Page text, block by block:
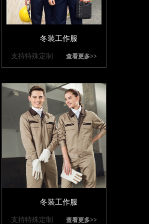
冬装工作服
支持特殊定制 查看更多>>
冬装工作服
支持特殊定制 查看更多>>